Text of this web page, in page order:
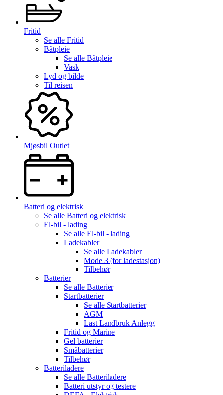
Fritid
Se alle Fritid
Båtpleie
Se alle Båtpleie
Vask
Lyd og bilde
Til reisen
Mjøsbil Outlet
Batteri og elektrisk
Se alle Batteri og elektrisk
El-bil - lading
Se alle El-bil - lading
Ladekabler
Se alle Ladekabler
Mode 3 (for ladestasjon)
Tilbehør
Batterier
Se alle Batterier
Startbatterier
Se alle Startbatterier
AGM
Last Landbruk Anlegg
Fritid og Marine
Gel batterier
Småbatterier
Tilbehør
Batteriladere
Se alle Batteriladere
Batteri utstyr og testere